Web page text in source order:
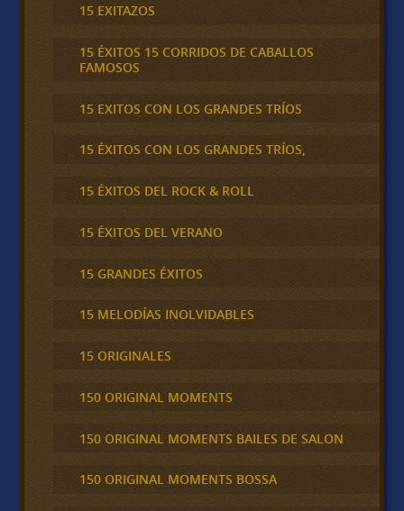
15 EXITAZOS
15 ÉXITOS 15 CORRIDOS DE CABALLOS
FAMOSOS
15 EXITOS CON LOS GRANDES TRÍOS
15 ÉXITOS CON LOS GRANDES TRÍOS,
15 ÉXITOS DEL ROCK & ROLL
15 ÉXITOS DEL VERANO
15 GRANDES ÉXITOS
15 MELODÍAS INOLVIDABLES
15 ORIGINALES
150 ORIGINAL MOMENTS
150 ORIGINAL MOMENTS BAILES DE SALON
150 ORIGINAL MOMENTS BOSSA